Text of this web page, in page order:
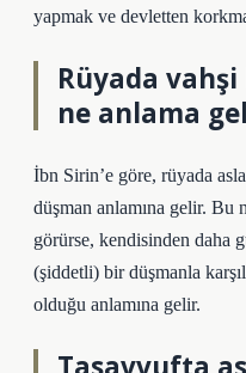
yapmak ve devletten
Rüyada
ne anlama
İbn Sirin’e göre, rüyada
düşman anlamına gelir. Bu
görürse, kendisinden daha
(şiddetli) bir düşmanla
olduğu anlamına gelir.